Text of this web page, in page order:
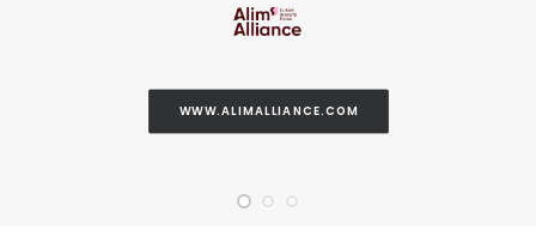
WWW.ALIMALLIANCE.COM